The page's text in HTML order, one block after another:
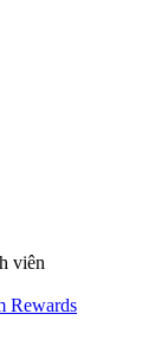
viên
Rewards